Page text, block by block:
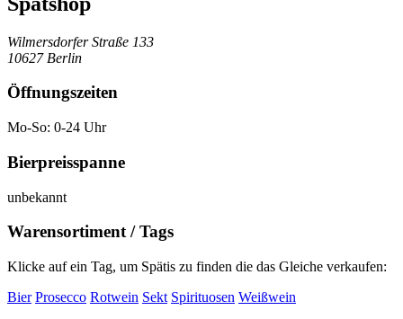
Wilmersdorfer Straße 133
10627 Berlin
Öffnungszeiten
Mo-So: 0-24 Uhr
Bierpreisspanne
unbekannt
Warensortiment / Tags
Klicke auf ein Tag, um Spätis zu finden die das Gleiche verkaufen:
Bier Prosecco Rotwein Sekt Spirituosen Weißwein